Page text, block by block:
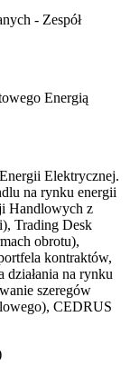
- Zespół
Energią
Elektrycznej.
na rynku energii
Handlowych z
Trading Desk
obrotu),
kontraktów,
działania na rynku
szeregów
CEDRUS